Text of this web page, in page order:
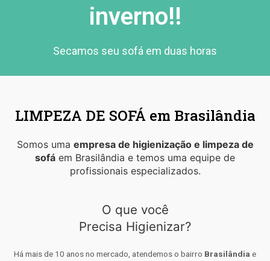
inverno!!
Secamos seu sofá em duas horas
LIMPEZA DE SOFÁ em Brasilândia
Somos uma empresa de higienização e limpeza de
sofá em Brasilândia e temos uma equipe de
profissionais especializados.
O que você
Precisa Higienizar?
Há mais de 10 anos no mercado, atendemos o bairro Brasilândia e